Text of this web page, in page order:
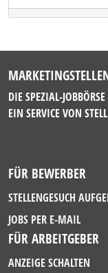
DIE SPEZIAL-
EIN SERVICE VON
FÜR BEWERBER
STELLENGESUCH
JOBS PER E-MAIL
FÜR ARBEITGEBER
ANZEIGE SCHALTEN